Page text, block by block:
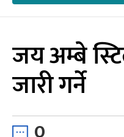
जय अम्बे
जारी गर्ने